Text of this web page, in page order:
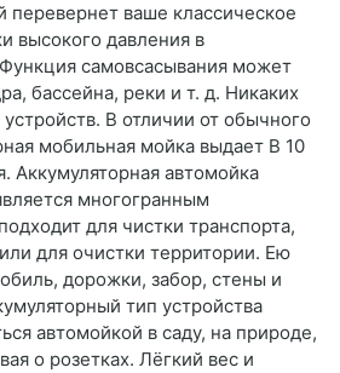
перевернет ваше классическое
высокого давления в
самовсасывания может
бассейна, реки и т. д. Никаких
В отличии от обычного
мобильная мойка выдает В 10
Аккумуляторная автомойка
многогранным
для чистки транспорта,
для очистки территории. Ею
дорожки, забор, стены и
тип устройства
автомойкой в саду, на природе,
о розетках. Лёгкий вес и